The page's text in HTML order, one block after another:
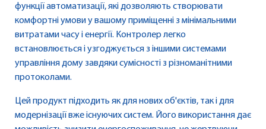
функції автоматизації, які дозволяють створювати
комфортні умови у вашому приміщенні з мінімальними
витратами часу і енергії. Контролер легко
встановлюється і узгоджується з іншими системами
управління дому завдяки сумісності з різноманітними
протоколами.
Цей продукт підходить як для нових об'єктів, так і для
модернізації вже існуючих систем. Його використання дає